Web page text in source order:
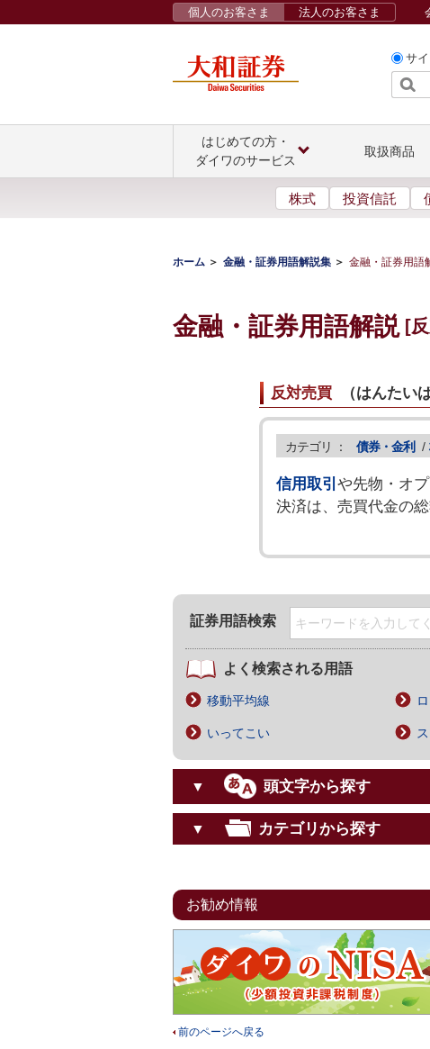
サ
個人のお客さま 法人のお客さま
はじめての方・
ダイワのサービス
取扱商品
株式 投資信託
ホーム 金融・証券用語解説集 金融・証券用語
金融・証券用語解説 [
反対売買 （はんたい
カテゴリ ： 債券・金利 /
信用取引 や先物・オ
決済は、売買代金の
証券用語検索
よく検索される用語
移動平均線
いってこい
▼ 頭文字から探す
▼ カテゴリから探す
お勧め情報
前のページへ戻る